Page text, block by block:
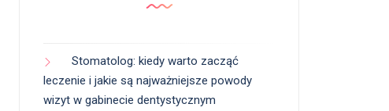
Stomatolog: kiedy warto zacząć
leczenie i jakie są najważniejsze powody
wizyt w gabinecie dentystycznym